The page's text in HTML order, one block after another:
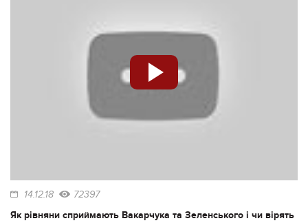
14.12.18 72397
Як рівняни сприймають Вакарчука та Зеленського і чи вірять